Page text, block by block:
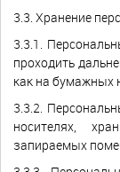
3.3. Хранение
3.3.1.
проходить
как на бумажных
3.3.2.
носителях,
запираемых